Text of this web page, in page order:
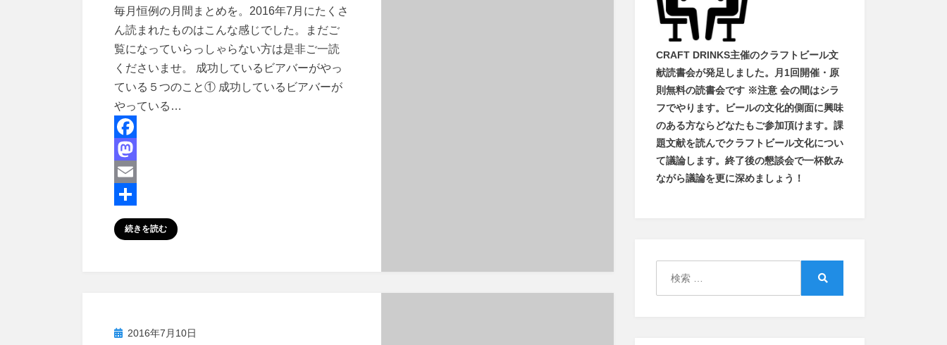
投稿者 master
毎月恒例の月間まとめを。2016年7月にたくさ
ん読まれたものはこんな感じでした。まだご
覧になっていらっしゃらない方は是非ご一読
くださいませ。 成功しているビアバーがやっ
ている５つのこと① 成功しているビアバーが
やっている…
F
a
c
e
b
M
a
t
n
E
m
a
共
有
続きを読む
投 2016年7月10日
CRAFT DRINKS主催のクラフトビール文
献読書会が発足しました。
月1回開催・原
則無料の読書会です ※注意 会の間はシラ
フでやります。
ビールの文化的側面に興味
のある方ならどなたもご参加頂けます。 課
題文献を読んでクラフトビール文化につい
て議論します。 終了後の懇談会で一杯飲み
ながら議論を更に深めましょう！